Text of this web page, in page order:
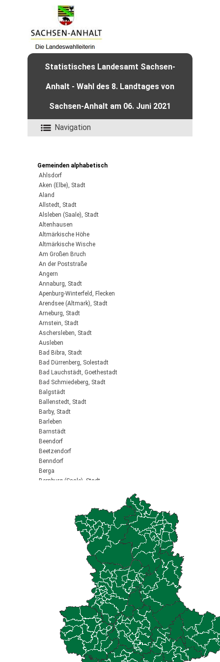
Statistisches Landesamt Sachsen-
Anhalt - Wahl des 8. Landtages von
Sachsen-Anhalt am 06. Juni 2021
Navigation
Gemeinden alphabetisch
Ahlsdorf
Aken (Elbe), Stadt
Aland
Allstedt, Stadt
Alsleben (Saale), Stadt
Altenhausen
Altmärkische Höhe
Altmärkische Wische
Am Großen Bruch
An der Poststraße
Angern
Annaburg, Stadt
Apenburg-Winterfeld, Flecken
Arendsee (Altmark), Stadt
Arneburg, Stadt
Arnstein, Stadt
Aschersleben, Stadt
Ausleben
Bad Bibra, Stadt
Bad Dürrenberg, Solestadt
Bad Lauchstädt, Goethestadt
Bad Schmiedeberg, Stadt
Balgstädt
Ballenstedt, Stadt
Barby, Stadt
Barleben
Barnstädt
Beendorf
Beetzendorf
Benndorf
Berga
Bernburg (Saale), Stadt
Bitterfeld-Wolfen, Stadt
Blankenburg (Harz), Stadt
Brücken-Hackpfüffel
Bülstringen
Burg, Stadt
Burgstall
Calbe (Saale), Stadt